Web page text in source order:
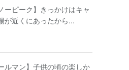
ーピーク】きっかけはキャ
が近くにあったから...
ルマン】子供の頃の楽しか